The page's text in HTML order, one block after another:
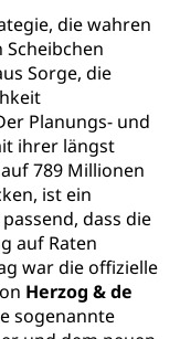
die wahren
Sorge, die
Planungs- und
ihrer längst
789 Millionen
ist ein
dass die
auf Raten
war die offizielle
Herzog & de
sogenannte